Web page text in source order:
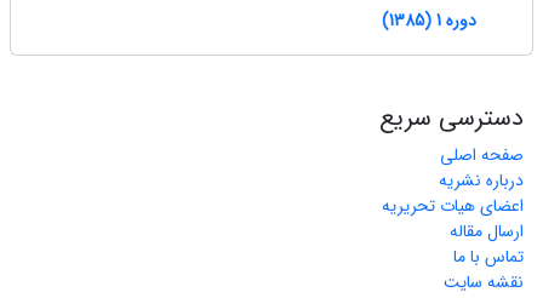
دوره 1 (1385)
دسترسی سریع
صفحه اصلی
درباره نشریه
اعضای هیات تحریریه
ارسال مقاله
تماس با ما
نقشه سایت